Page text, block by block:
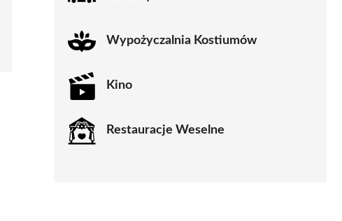
Wypożyczalnia Kostiumów
Kino
Restauracje Weselne